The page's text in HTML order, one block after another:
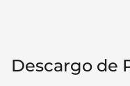
Descargo de